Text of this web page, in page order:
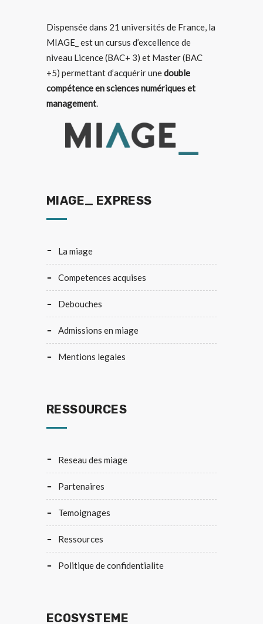
Dispensée dans 21 universités de France, la
MIAGE_ est un cursus d’excellence de
niveau Licence (BAC+ 3) et Master (BAC
+5) permettant d’acquérir unedouble
compétence en sciences numériques et
management.
MIAGE_ EXPRESS
la miage
competences acquises
debouches
admissions en miage
mentions legales
RESSOURCES
reseau des miage
partenaires
temoignages
ressources
politique de confidentialite
ECOSYSTEME